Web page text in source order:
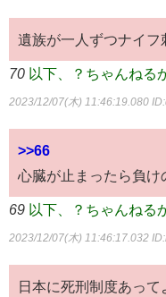
遺族が一人ずつナイフ
70 以下、？ちゃんねる
2023/12/07(木) 11:46:19.080
>>66
心臓が止まったら負け
69 以下、？ちゃんねる
2023/12/07(木) 11:46:17.032
日本に死刑制度あって